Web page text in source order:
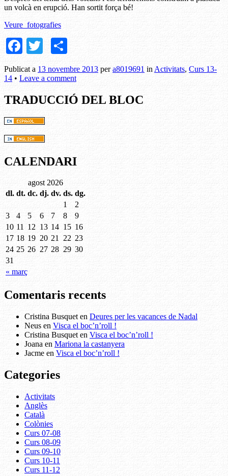
un volcà en erupció. Han sortit força bé!
Veure fotografies
Facebook
Twitter
Publicat a 13 novembre 2013 pera8019691 in Activitats, Curs 13-
14 • Leave a comment
TRADUCCIÓ DEL BLOC
CALENDARI
agost 2026
dl. dt. dc. dj. dv. ds. dg.
« març
1
2
3
4 5 6 7 8
9
10 11 12 13 14 15 16
17 18 19 20 21 22 23
24 25 26 27 28 29 30
31
Comentaris recents
Cristina Busquet en Deures per les vacances de Nadal
Neus en Visca el boc’n’roll !
Cristina Busquet en Visca el boc’n’roll !
Joana en Mariona la castanyera
Jacme en Visca el boc’n’roll !
Categories
Activitats
Anglès
Català
Colònies
Curs 07-08
Curs 08-09
Curs 09-10
Curs 10-11
Curs 11-12